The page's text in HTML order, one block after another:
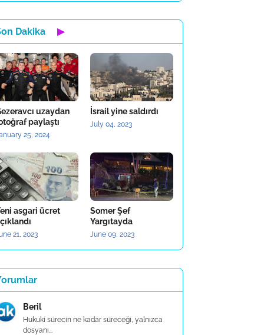
Dakika ▶
uzaydan
paylaştı
25, 2024
İsrail yine saldırdı
July 04, 2023
asgari ücret
21, 2023
Somer Şef
Yargıtayda
June 09, 2023
Beril
Hukuki sürecin ne kadar süreceği, yalnızca
dosyanı...